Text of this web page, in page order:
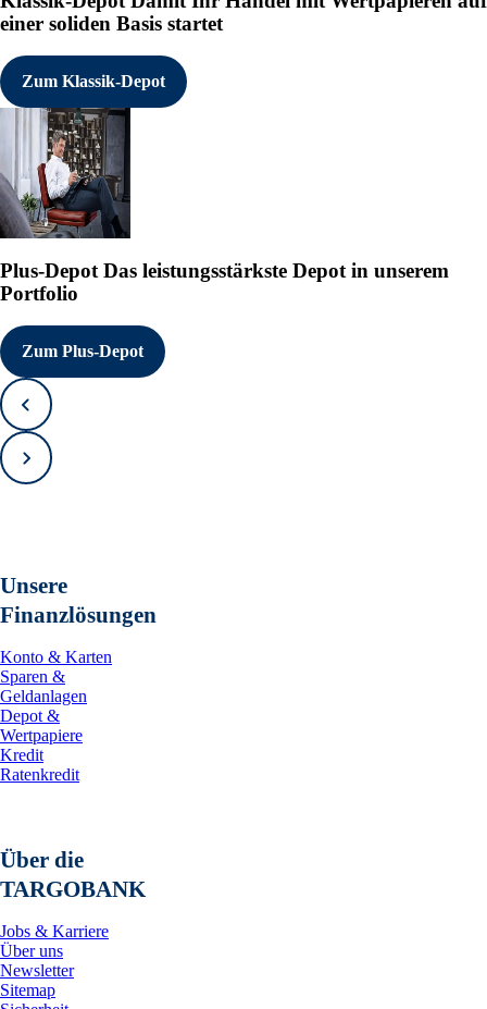
einer soliden Basis startet
Zum Klassik-Depot
Plus-Depot Das leistungsstärkste Depot in unserem
Portfolio
Zum Plus-Depot
Zurück
Vorwärts
Unsere
Finanzlösungen
Konto & Karten
Sparen &
Geldanlagen
Depot &
Wertpapiere
Kredit
Ratenkredit
Über die
TARGOBANK
Jobs & Karriere
Über uns
Newsletter
Sitemap